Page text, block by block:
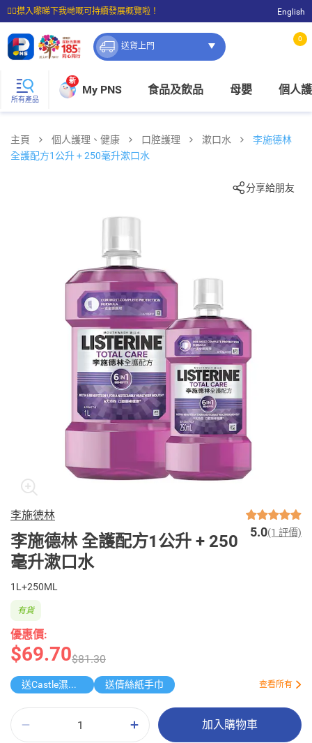
☝🏼㩒入嚟睇下我哋嘅可持續發展概覽啦！
⭐購物滿$399即享免費送貨；滿$100即可免費店取。
English
送貨上門
0
所有產品
新
My PNS 食品及飲品 母嬰 個人
主頁 個人護理、健康 口腔護理 漱口水
李施德林
全護配方1公升 + 250毫升漱口水
分享給朋友
李施德林
李施德林 全護配方1公升 + 250
毫升漱口水
5.0(1 評價)
1L+250ML
優惠價:
$69.70$81.30
有貨
送Castle濕紙巾 送倩絲紙手巾 查看所有
加入購物車